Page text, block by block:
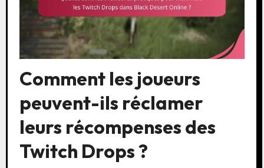
Comment les joueurs
peuvent-ils réclamer
leurs récompenses des
Twitch Drops ?